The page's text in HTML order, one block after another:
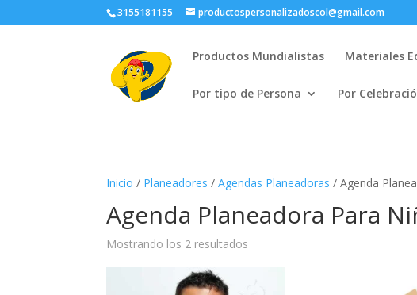
3155181155 productospersonalizadoscol@gmail.com
Productos Mundialistas Materiales
Por tipo de Persona Por
Inicio / Planeadores /Agendas Planeadoras / Agenda
Agenda Planeadora Para
Mostrando los 2 resultados